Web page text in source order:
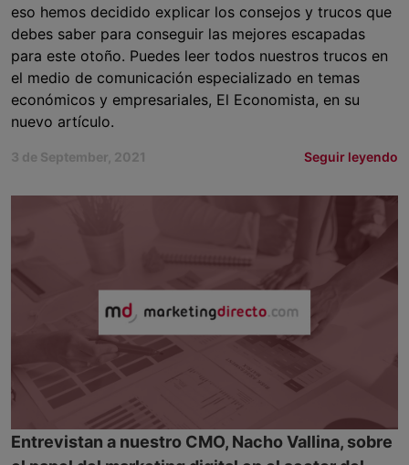
eso hemos decidido explicar los consejos y trucos que
debes saber para conseguir las mejores escapadas
para este otoño. Puedes leer todos nuestros trucos en
el medio de comunicación especializado en temas
económicos y empresariales, El Economista, en su
nuevo artículo.
3 de September, 2021 Seguir leyendo
Entrevistan a nuestro CMO, Nacho Vallina, sobre